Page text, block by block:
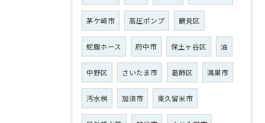
茅ケ崎市 高圧ポンプ 鶴見区
蛇腹ホース 府中市 保土ヶ谷区 油
中野区 さいたま市 葛飾区 鴻巣市
汚水桝 加須市 東久留米市
ご相談はこちら